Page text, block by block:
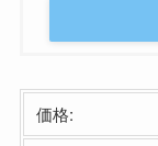
価格: